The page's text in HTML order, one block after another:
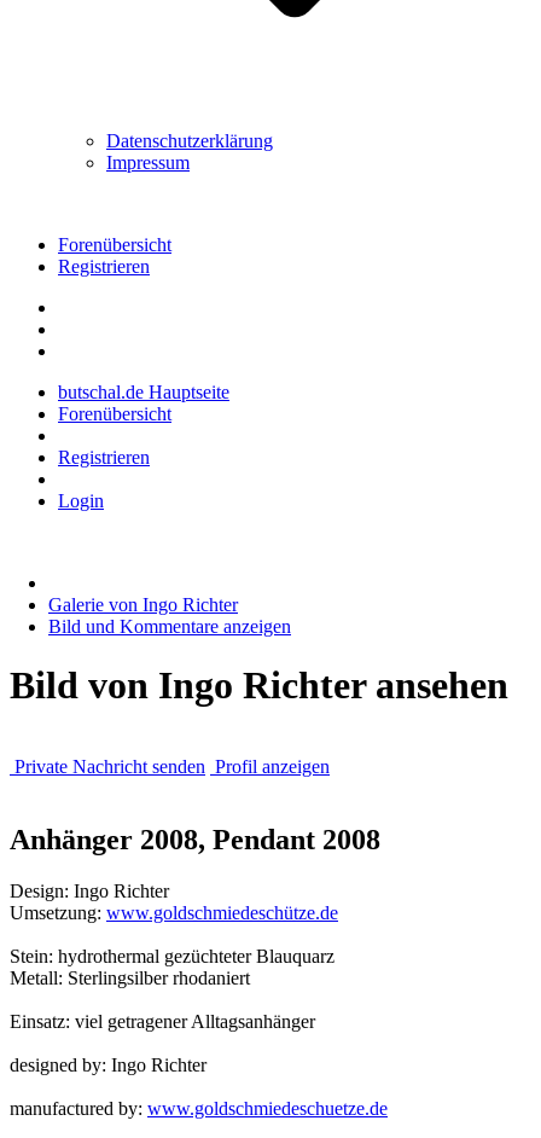
Datenschutzerklärung
Impressum
Forenübersicht
Registrieren
butschal.de Hauptseite
Forenübersicht
Registrieren
Login
Galerie von Ingo Richter
Bild und Kommentare anzeigen
Bild von Ingo Richter ansehen
Private Nachricht senden Profil anzeigen
Anhänger 2008, Pendant 2008
Design: Ingo Richter
Umsetzung: www.goldschmiedeschütze.de
Stein: hydrothermal gezüchteter Blauquarz
Metall: Sterlingsilber rhodaniert
Einsatz: viel getragener Alltagsanhänger
designed by: Ingo Richter
manufactured by: www.goldschmiedeschuetze.de